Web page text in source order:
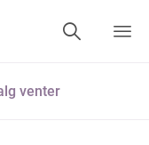
venter